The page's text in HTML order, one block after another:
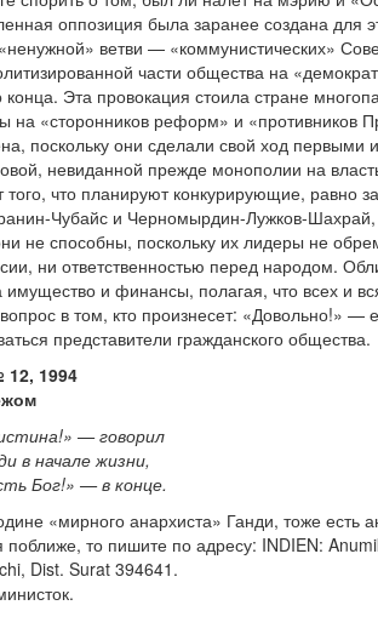
оппозиция была заранее создана для
ветви — «коммунистических»
части общества на
Эта провокация стоила стране
на «сторонников реформ» и «противников
поскольку они сделали свой ход первыми
невиданной прежде монополии на
того, что планируют конкурирующие, равно
Чубайс и Черномырдин-Лужков-Шахрай,
не способны, поскольку их лидеры не
ни ответственностью перед народом.
и финансы, полагая, что всех и
в том, кто произнесет: «Довольно!»
представители гражданского общества.
1994
— говорил
в начале жизни,
Бог!» — в конце.
«мирного анархиста» Ганди, тоже есть
поближе, то пишите по адресу: INDIEN:
Dist. Surat 394641.